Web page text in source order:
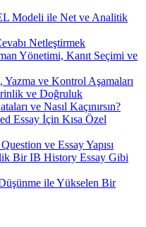
Modeli ile Net ve Analitik
Netleştirmek
Yönetimi, Kanıt Seçimi ve
Yazma ve Kontrol Aşamaları
ve Doğruluk
ve Nasıl Kaçınırsın?
Essay İçin Kısa Özel
ve Essay Yapısı
Bir IB History Essay Gibi
ile Yükselen Bir